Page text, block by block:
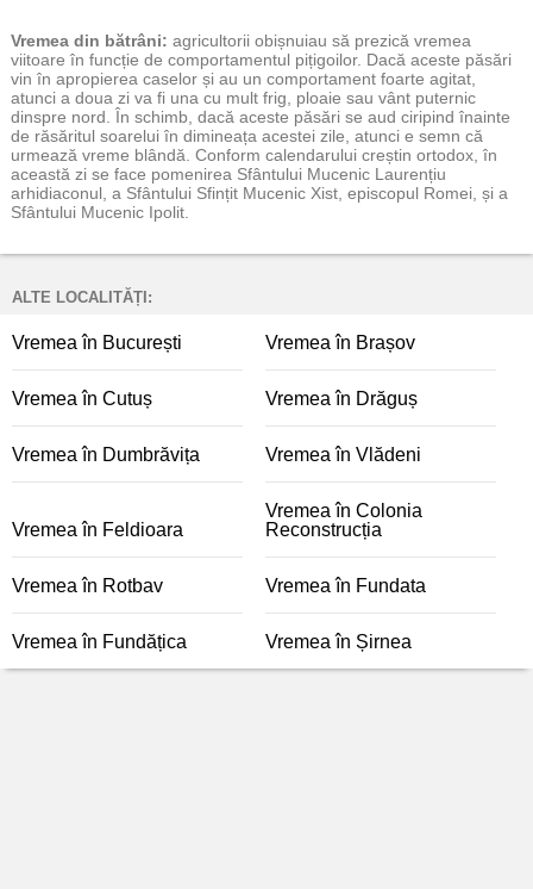
Vremea din bătrâni: agricultorii obișnuiau să prezică vremea
viitoare în funcție de comportamentul pițigoilor. Dacă aceste păsări
vin în apropierea caselor și au un comportament foarte agitat,
atunci a doua zi va fi una cu mult frig, ploaie sau vânt puternic
dinspre nord. În schimb, dacă aceste păsări se aud ciripind înainte
de răsăritul soarelui în dimineața acestei zile, atunci e semn că
urmează vreme blândă. Conform calendarului creștin ortodox, în
această zi se face pomenirea Sfântului Mucenic Laurențiu
arhidiaconul, a Sfântului Sfințit Mucenic Xist, episcopul Romei, și a
Sfântului Mucenic Ipolit.
ALTE LOCALITĂȚI:
Vremea în București Vremea în Brașov
Vremea în Cutuș Vremea în Drăguș
Vremea în Dumbrăvița Vremea în Vlădeni
Vremea în Feldioara
Vremea în Colonia
Reconstrucția
Vremea în Rotbav Vremea în Fundata
Vremea în Fundățica Vremea în Șirnea